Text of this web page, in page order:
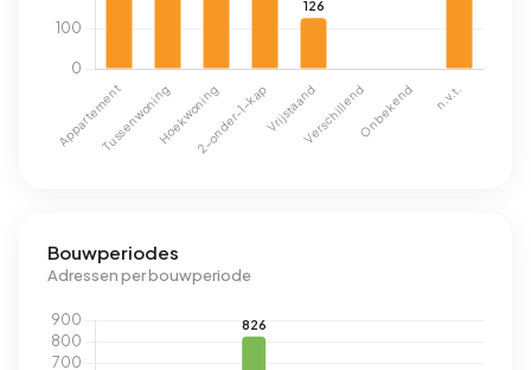
Bouwperiodes
Adressen per bouwperiode